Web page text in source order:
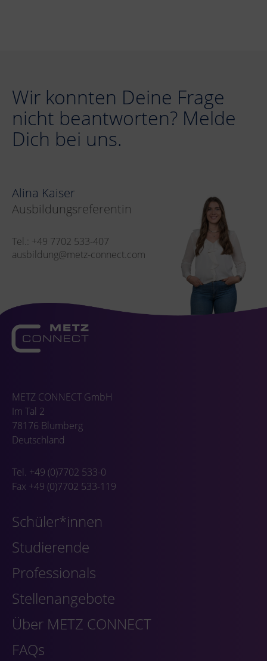
Wir konnten Deine Frage
nicht beantworten? Melde
Dich bei uns.
Alina Kaiser
Ausbildungsreferentin
Tel.: +49 7702 533-407
ausbildung@metz-connect.com
METZ CONNECT GmbH
Im Tal 2
78176 Blumberg
Deutschland
Tel. +49 (0)7702 533-0
Fax +49 (0)7702 533-119
Schüler*innen
Studierende
Professionals
Stellenangebote
Über METZ CONNECT
FAQs